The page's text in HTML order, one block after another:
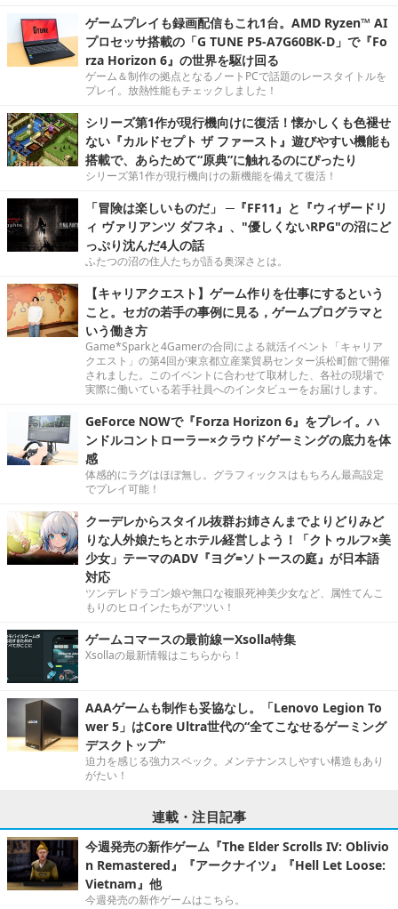
ゲームプレイも録画配信もこれ1台。AMD Ryzen™ AI
プロセッサ搭載の「G TUNE P5-A7G60BK-D」で『Fo
rza Horizon 6』の世界を駆け回る
ゲーム＆制作の拠点となるノートPCで話題のレースタイトルを
プレイ。放熱性能もチェックしました！
シリーズ第1作が現行機向けに復活！懐かしくも色褪せ
ない『カルドセプト ザ ファースト』遊びやすい機能も
搭載で、あらためて“原典”に触れるのにぴったり
シリーズ第1作が現行機向けの新機能を備えて復活！
「冒険は楽しいものだ」 ─『FF11』と『ウィザードリ
ィ ヴァリアンツ ダフネ』、"優しくないRPG"の沼にど
っぷり沈んだ4人の話
ふたつの沼の住人たちが語る奥深さとは。
【キャリアクエスト】ゲーム作りを仕事にするという
こと。セガの若手の事例に見る，ゲームプログラマと
いう働き方
Game*Sparkと4Gamerの合同による就活イベント「キャリア
クエスト」の第4回が東京都立産業貿易センター浜松町館で開催
されました。このイベントに合わせて取材した、各社の現場で
実際に働いている若手社員へのインタビューをお届けします。
GeForce NOWで『Forza Horizon 6』をプレイ。ハ
ンドルコントローラー×クラウドゲーミングの底力を体
感
体感的にラグはほぼ無し。グラフィックスはもちろん最高設定
でプレイ可能！
クーデレからスタイル抜群お姉さんまでよりどりみど
りな人外娘たちとホテル経営しよう！「クトゥルフ×美
少女」テーマのADV『ヨグ=ソトースの庭』が日本語
対応
ツンデレドラゴン娘や無口な複眼死神美少女など、属性てんこ
もりのヒロインたちがアツい！
ゲームコマースの最前線ーXsolla特集
Xsollaの最新情報はこちらから！
AAAゲームも制作も妥協なし。「Lenovo Legion To
wer 5」はCore Ultra世代の“全てこなせるゲーミング
デスクトップ”
迫力を感じる強力スペック。メンテナンスしやすい構造もあり
がたい！
連載・注目記事
今週発売の新作ゲーム『The Elder Scrolls IV: Oblivio
n Remastered』『アークナイツ』『Hell Let Loose:
Vietnam』他
今週発売の新作ゲームはこちら。